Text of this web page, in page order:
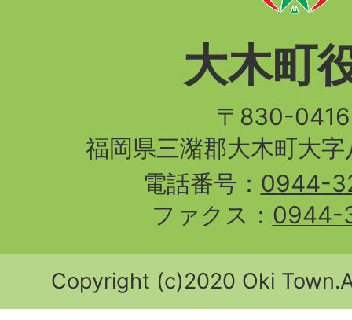
大木町
〒830-
福岡県三潴郡大木町大
電話番号： 0944-
ファクス： 0944-
Copyright (c)2020 Oki